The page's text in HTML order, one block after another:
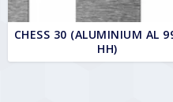
CHESS 30 (ALUMINIUM AL
HH)